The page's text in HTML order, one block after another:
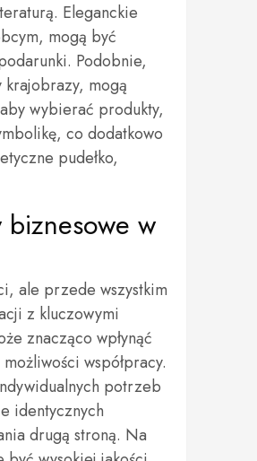
Eleganckie
mogą być
Podobnie,
krajobrazy, mogą
wybierać produkty,
co dodatkowo
pudełko,
biznesowe w
ale przede wszystkim
z kluczowymi
znacząco wpłynąć
współpracy.
potrzeb
identycznych
drugą stroną. Na